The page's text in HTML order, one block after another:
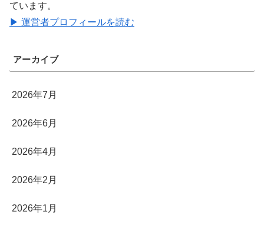
ています。
▶ 運営者プロフィールを読む
アーカイブ
2026年7月
2026年6月
2026年4月
2026年2月
2026年1月